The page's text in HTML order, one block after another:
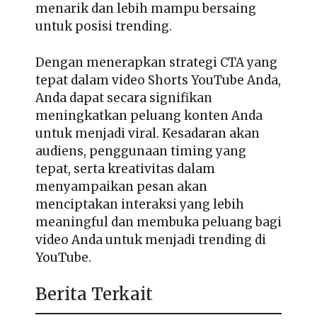
menarik dan lebih mampu bersaing
untuk posisi trending.
Dengan menerapkan strategi CTA yang
tepat dalam video Shorts YouTube Anda,
Anda dapat secara signifikan
meningkatkan peluang konten Anda
untuk menjadi viral. Kesadaran akan
audiens, penggunaan timing yang
tepat, serta kreativitas dalam
menyampaikan pesan akan
menciptakan interaksi yang lebih
meaningful dan membuka peluang bagi
video Anda untuk menjadi trending di
YouTube.
Berita Terkait